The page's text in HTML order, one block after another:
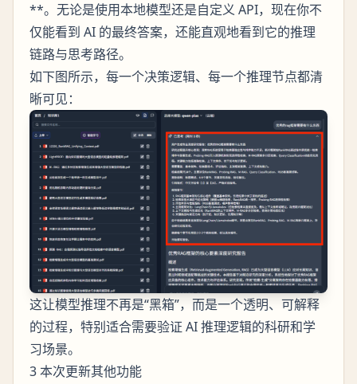
**。无论是使用本地模型还是自定义 API，现在你不
仅能看到 AI 的最终答案，还能直观地看到它的推理
链路与思考路径。
如下图所示，每一个决策逻辑、每一个推理节点都清
晰可见：
这让模型推理不再是“黑箱”，而是一个透明、可解释
的过程，特别适合需要验证 AI 推理逻辑的科研和学
习场景。
3 本次更新其他功能